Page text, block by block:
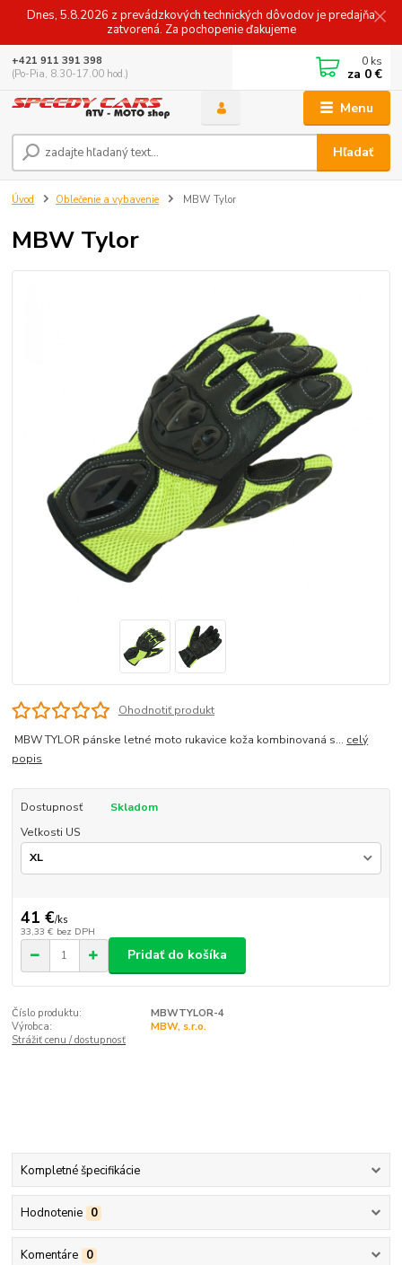
Dnes, 5.8.2026 z prevádzkových technických dôvodov je predajňa
zatvorená. Za pochopenie ďakujeme
Menu
Hľadať
+421 911 391 398
(Po-Pia, 8.30-17.00 hod.)
0 ks
za 0 €
Úvod Oblečenie a vybavenie MBW Tylor
MBW Tylor
Ohodnotiť produkt
MBW TYLOR pánske letné moto rukavice koža kombinovaná s... celý
popis
Dostupnosť
Skladom
Veľkosti US
41 €/ks
33,33 € bez DPH
Pridať do košíka
Číslo produktu:
MBWTYLOR-4
Výrobca:
MBW, s.r.o.
Strážiť cenu / dostupnosť
Kompletné špecifikácie
Hodnotenie 0
Komentáre 0